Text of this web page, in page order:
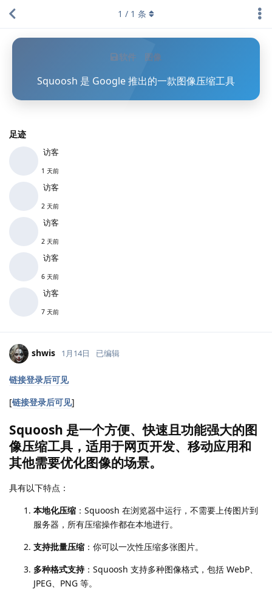
软件 图像
Squoosh 是 Google 推出的一款图像压缩工具
足迹
访客
1 天前
访客
2 天前
访客
2 天前
访客
6 天前
访客
7 天前
1 / 1 条
shwis 1月14日 已编辑
链接登录后可见
[链接登录后可见]
Squoosh 是一个方便、快速且功能强大的图
像压缩工具，适用于网页开发、移动应用和
其他需要优化图像的场景。
具有以下特点：
本地化压缩 ：Squoosh 在浏览器中运行，不需要上传图片到
服务器，所有压缩操作都在本地进行。
支持批量压缩 ：你可以一次性压缩多张图片。
多种格式支持：Squoosh 支持多种图像格式，包括 WebP、
JPEG、PNG 等。